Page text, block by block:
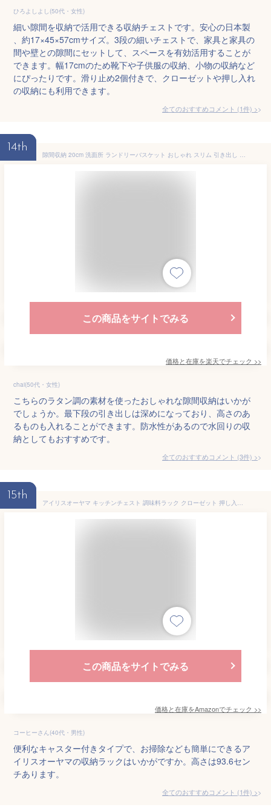
ひろよしよし(50代・女性)
細い隙間を収納で活用できる収納チェストです。安心の日本製
、約17×45×57cmサイズ。3段の細いチェストで、家具と家具の
間や壁との隙間にセットして、スペースを有効活用することが
できます。幅17cmのため靴下や子供服の収納、小物の収納など
にぴったりです。滑り止め2個付きで、クローゼットや押し入れ
の収納にも利用できます。
全てのおすすめコメント (1件) >
14th
隙間収納 20cm 洗面所 ランドリーバスケット おしゃれ スリム 引き出し アジャスター付
この商品をサイトでみる
価格と在庫を楽天でチェック >>
chai(50代・女性)
こちらのラタン調の素材を使ったおしゃれな隙間収納はいかが
でしょうか。最下段の引き出しは深めになっており、高さのあ
るものも入れることができます。防水性があるので水回りの収
納としてもおすすめです。
全てのおすすめコメント (3件) >
15th
アイリスオーヤマ キッチンチェスト 調味料ラック クローゼット 押し入れ収納 4段 キャスター付き 日本製 半透明 MSC-040 幅20×奥行41×高さ93.6㎝
この商品をサイトでみる
価格と在庫をAmazonでチェック >>
コーヒーさん(40代・男性)
便利なキャスター付きタイプで、お掃除なども簡単にできるア
イリスオーヤマの収納ラックはいかがですか。高さは93.6セン
チあります。
全てのおすすめコメント (1件) >